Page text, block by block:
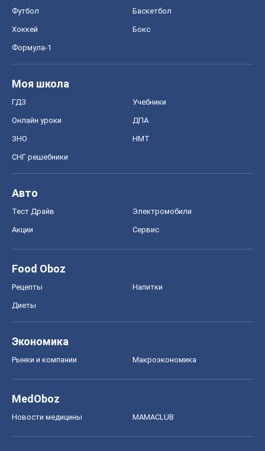
Футбол Баскетбол
Хоккей Бокс
Формула-1
Моя школа
ГДЗ Учебники
Онлайн уроки ДПА
ЗНО НМТ
СНГ решебники
Авто
Тест Драйв Электромобили
Акции Сервис
Food Oboz
Рецепты Напитки
Диеты
Экономика
Рынки и компании Mакроэкономика
MedOboz
Новости медицины MAMACLUB